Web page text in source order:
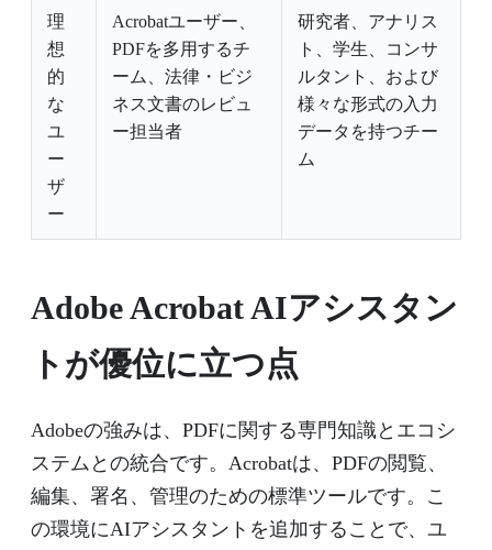
理
想
的
な
ユ
ー
ザ
ー
Acrobatユーザー、
PDFを多用するチ
ーム、法律・ビジ
ネス文書のレビュ
ー担当者
研究者、アナリス
ト、学生、コンサ
ルタント、および
様々な形式の入力
データを持つチー
ム
Adobe Acrobat AIアシスタン
トが優位に立つ点
Adobeの強みは、PDFに関する専門知識とエコシ
ステムとの統合です。Acrobatは、PDFの閲覧、
編集、署名、管理のための標準ツールです。こ
の環境にAIアシスタントを追加することで、ユ